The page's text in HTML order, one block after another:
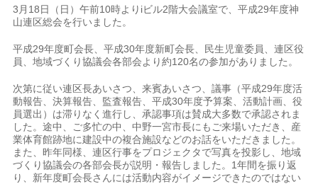
3月18日（日）午前10時よりiビル2階大会議室で、平成29年度神
山連区総会を行いました。
平成29年度町会長、平成30年度新町会長、民生児童委員、連区役
員、地域づくり協議会各部会より約120名の参加がありました。
次第に従い連区長あいさつ、来賓あいさつ、議事（平成29年度活
動報告、決算報告、監査報告、平成30年度予算案、活動計画、役
員選出）は滞りなく進行し、承認事項は賛成大多数で承認されま
した。途中、ご多忙の中、中野一宮市長にもご来場いただき、産
業体育館跡地に建設中の複合施設などのお話をいただきました。
また、昨年同様、連区行事をプロジェクタで写真を投影し、地域
づくり協議会の各部会長が説明・報告しました。1年間を振り返
り、新年度町会長さんには活動内容がイメージできたのではない